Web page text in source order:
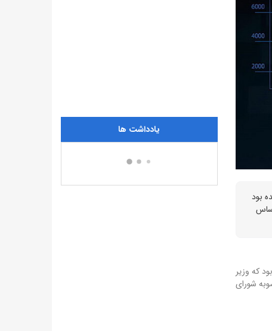
جاری عنوان شده بود
سال جاری عنوان شده بود که وزیر
شورای
یادداشت ها